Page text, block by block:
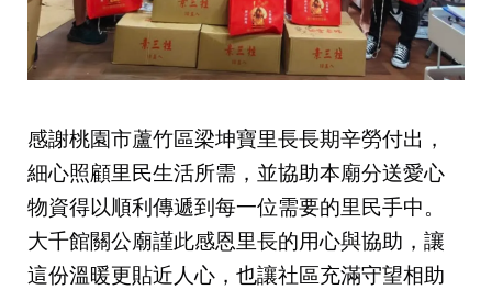
感謝桃園市蘆竹區梁坤寶里長長期辛勞付出，
細心照顧里民生活所需，並協助本廟分送愛心
物資得以順利傳遞到每一位需要的里民手中。
大千館關公廟謹此感恩里長的用心與協助，讓
這份溫暖更貼近人心，也讓社區充滿守望相助